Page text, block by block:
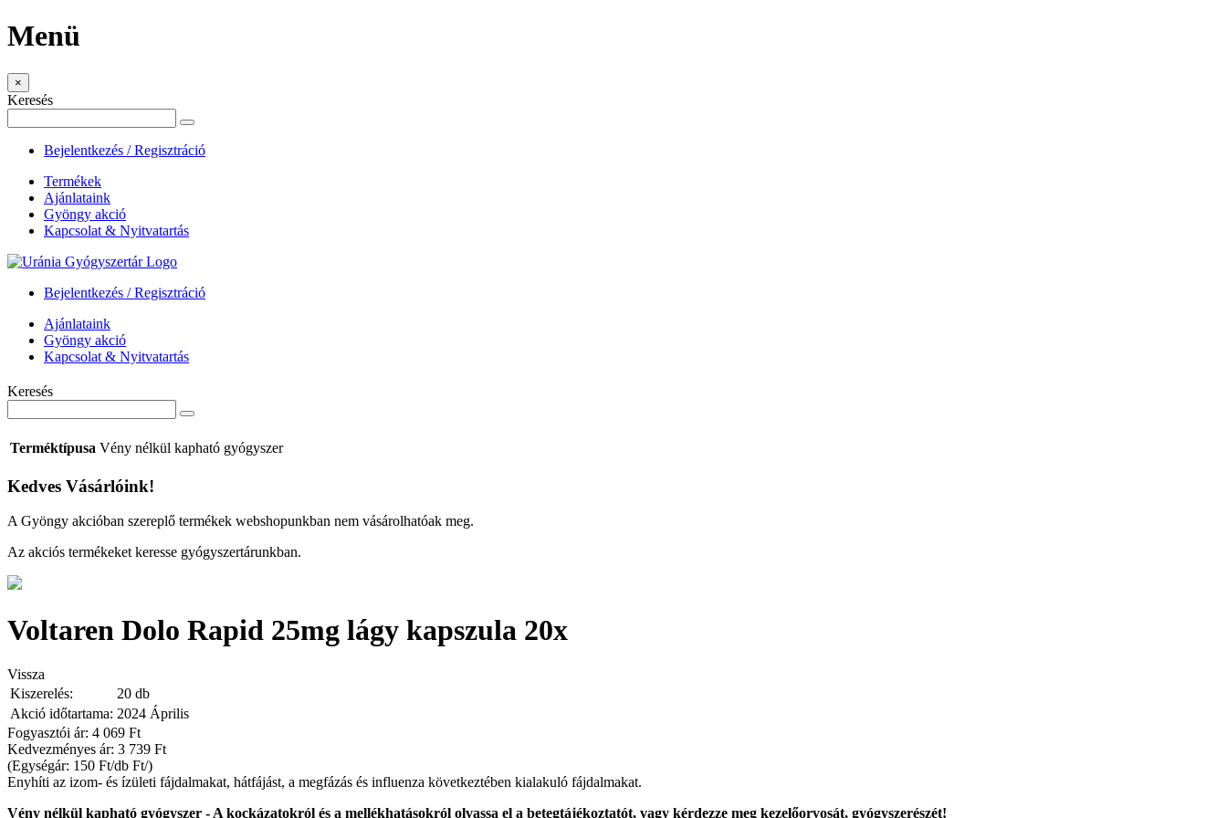
Menü
×
Keresés
Bejelentkezés / Regisztráció
Termékek
Ajánlataink
Gyöngy akció
Kapcsolat & Nyitvatartás
Bejelentkezés / Regisztráció
Ajánlataink
Gyöngy akció
Kapcsolat & Nyitvatartás
Keresés
Terméktípusa Vény nélkül kapható gyógyszer
Kedves Vásárlóink!
A Gyöngy akcióban szereplő termékek webshopunkban nem vásárolhatóak meg.
Az akciós termékeket keresse gyógyszertárunkban.
Voltaren Dolo Rapid 25mg lágy kapszula 20x
Vissza
Kiszerelés:
20 db
Akció időtartama: 2024 Április
Fogyasztói ár: 4 069 Ft
Kedvezményes ár: 3 739 Ft
(Egységár: 150 Ft/db Ft/)
Enyhíti az izom- és ízületi fájdalmakat, hátfájást, a megfázás és influenza következtében kialakuló fájdalmakat.
Vény nélkül kapható gyógyszer - A kockázatokról és a mellékhatásokról olvassa el a betegtájékoztatót, vagy kérdezze meg kezelőorvosát, gyógyszerészét!